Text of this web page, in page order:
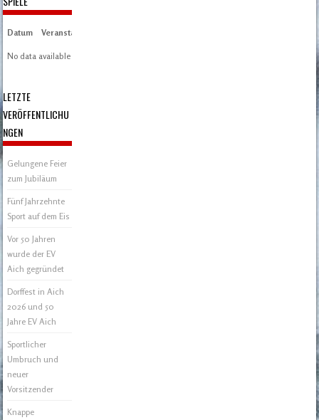
Datum Veranstaltung
No data available in table
LETZTE
VERÖFFENTLICHU
NGEN
Gelungene Feier
zum Jubiläum
Fünf Jahrzehnte
Sport auf dem Eis
Vor 50 Jahren
wurde der EV
Aich gegründet
Dorffest in Aich
2026 und 50
Jahre EV Aich
Sportlicher
Umbruch und
neuer
Vorsitzender
Knappe